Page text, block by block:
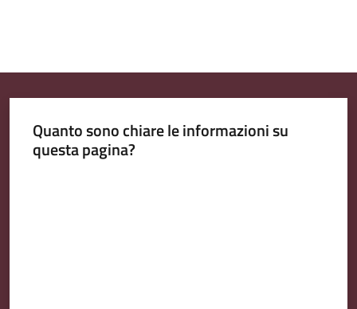
Quanto sono chiare le informazioni su
questa pagina?